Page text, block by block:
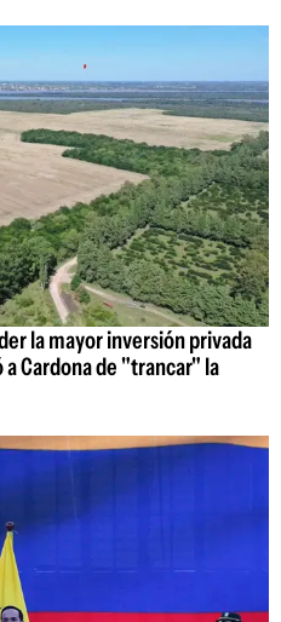
la mayor inversión privada
Cardona de "trancar" la